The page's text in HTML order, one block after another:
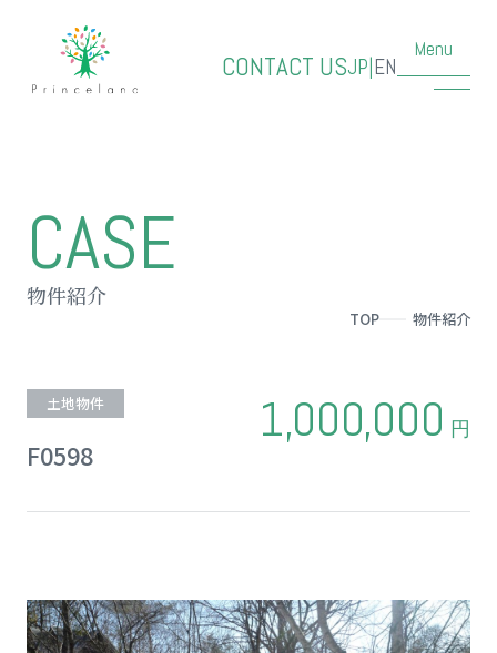
CONTACT USJP|EN
Menu
CASE
物件紹介
TOP 物件紹介
土地物件
F0598
1,000,000 円